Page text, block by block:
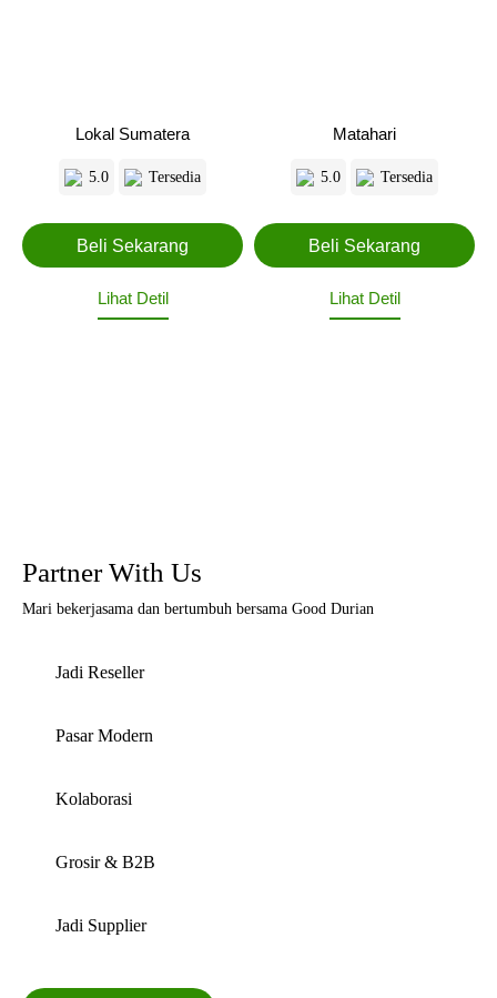
Lokal Sumatera
5.0 Tersedia
Lihat Detil
Matahari
5.0 Tersedia
Lihat Detil
Partner With Us
Mari bekerjasama dan bertumbuh bersama Good Durian
Jadi Reseller
Pasar Modern
Kolaborasi
Grosir & B2B
Jadi Supplier